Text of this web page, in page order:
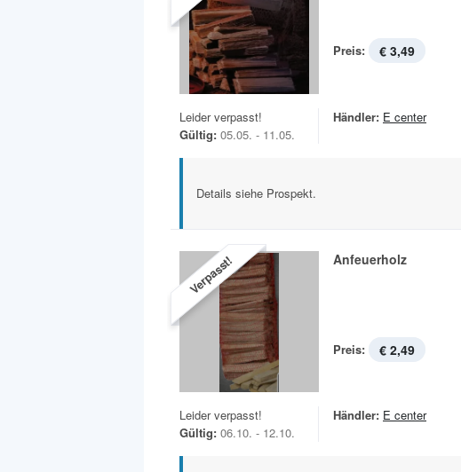
Preis: € 3,49
Leider verpasst!
Gültig: 05.05. - 11.05.
Händler: E center
Details siehe Prospekt.
Verpasst! Anfeuerholz
Preis: € 2,49
Leider verpasst!
Gültig: 06.10. - 12.10.
Händler: E center